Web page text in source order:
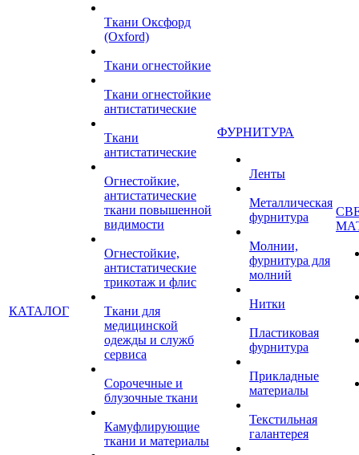
КАТАЛОГ
Ткани Оксфорд
(Oxford)
Ткани огнестойкие
Ткани огнестойкие
антистатические
Ткани
антистатические
Огнестойкие,
антистатические
ткани повышенной
видимости
Огнестойкие,
антистатические
трикотаж и флис
Ткани для
медицинской
одежды и служб
сервиса
Сорочечные и
блузочные ткани
Камуфлирующие
ткани и материалы
ФУРНИТУРА
Ленты
Металлическая
фурнитура
Молнии,
фурнитура для
молний
Нитки
Пластиковая
фурнитура
Прикладные
материалы
Текстильная
галантерея